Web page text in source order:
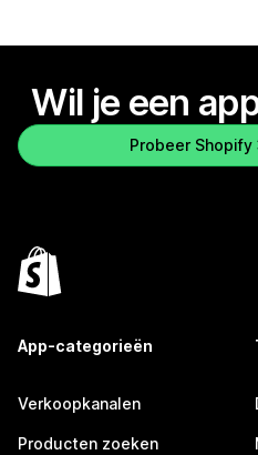
Wil je een
Probeer
App-categorieën
Verkoopkanalen
Producten zoeken